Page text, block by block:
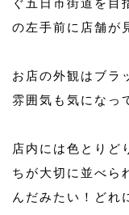
の左手前に店舗が
お店の外観はブラ
雰囲気も気になっ
店内には色とりど
ちが大切に並べら
んだみたい！どれ